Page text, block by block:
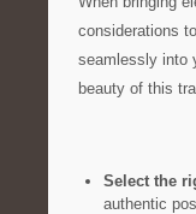
considerations
seamlessly into
beauty of this
Select ‍the
authentic